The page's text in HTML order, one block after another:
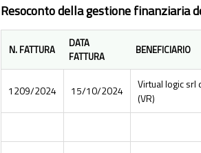
Resoconto della gestione finanziaria
N. FATTURA
DATA
FATTURA
BENEFICIARIO
1209/2024 15/10/2024
Virtual logic srl
(VR)